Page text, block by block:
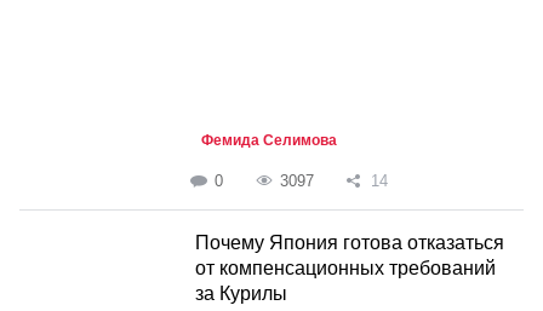
Фемида Селимова
0 3097 14
Почему Япония готова отказаться
от компенсационных требований
за Курилы